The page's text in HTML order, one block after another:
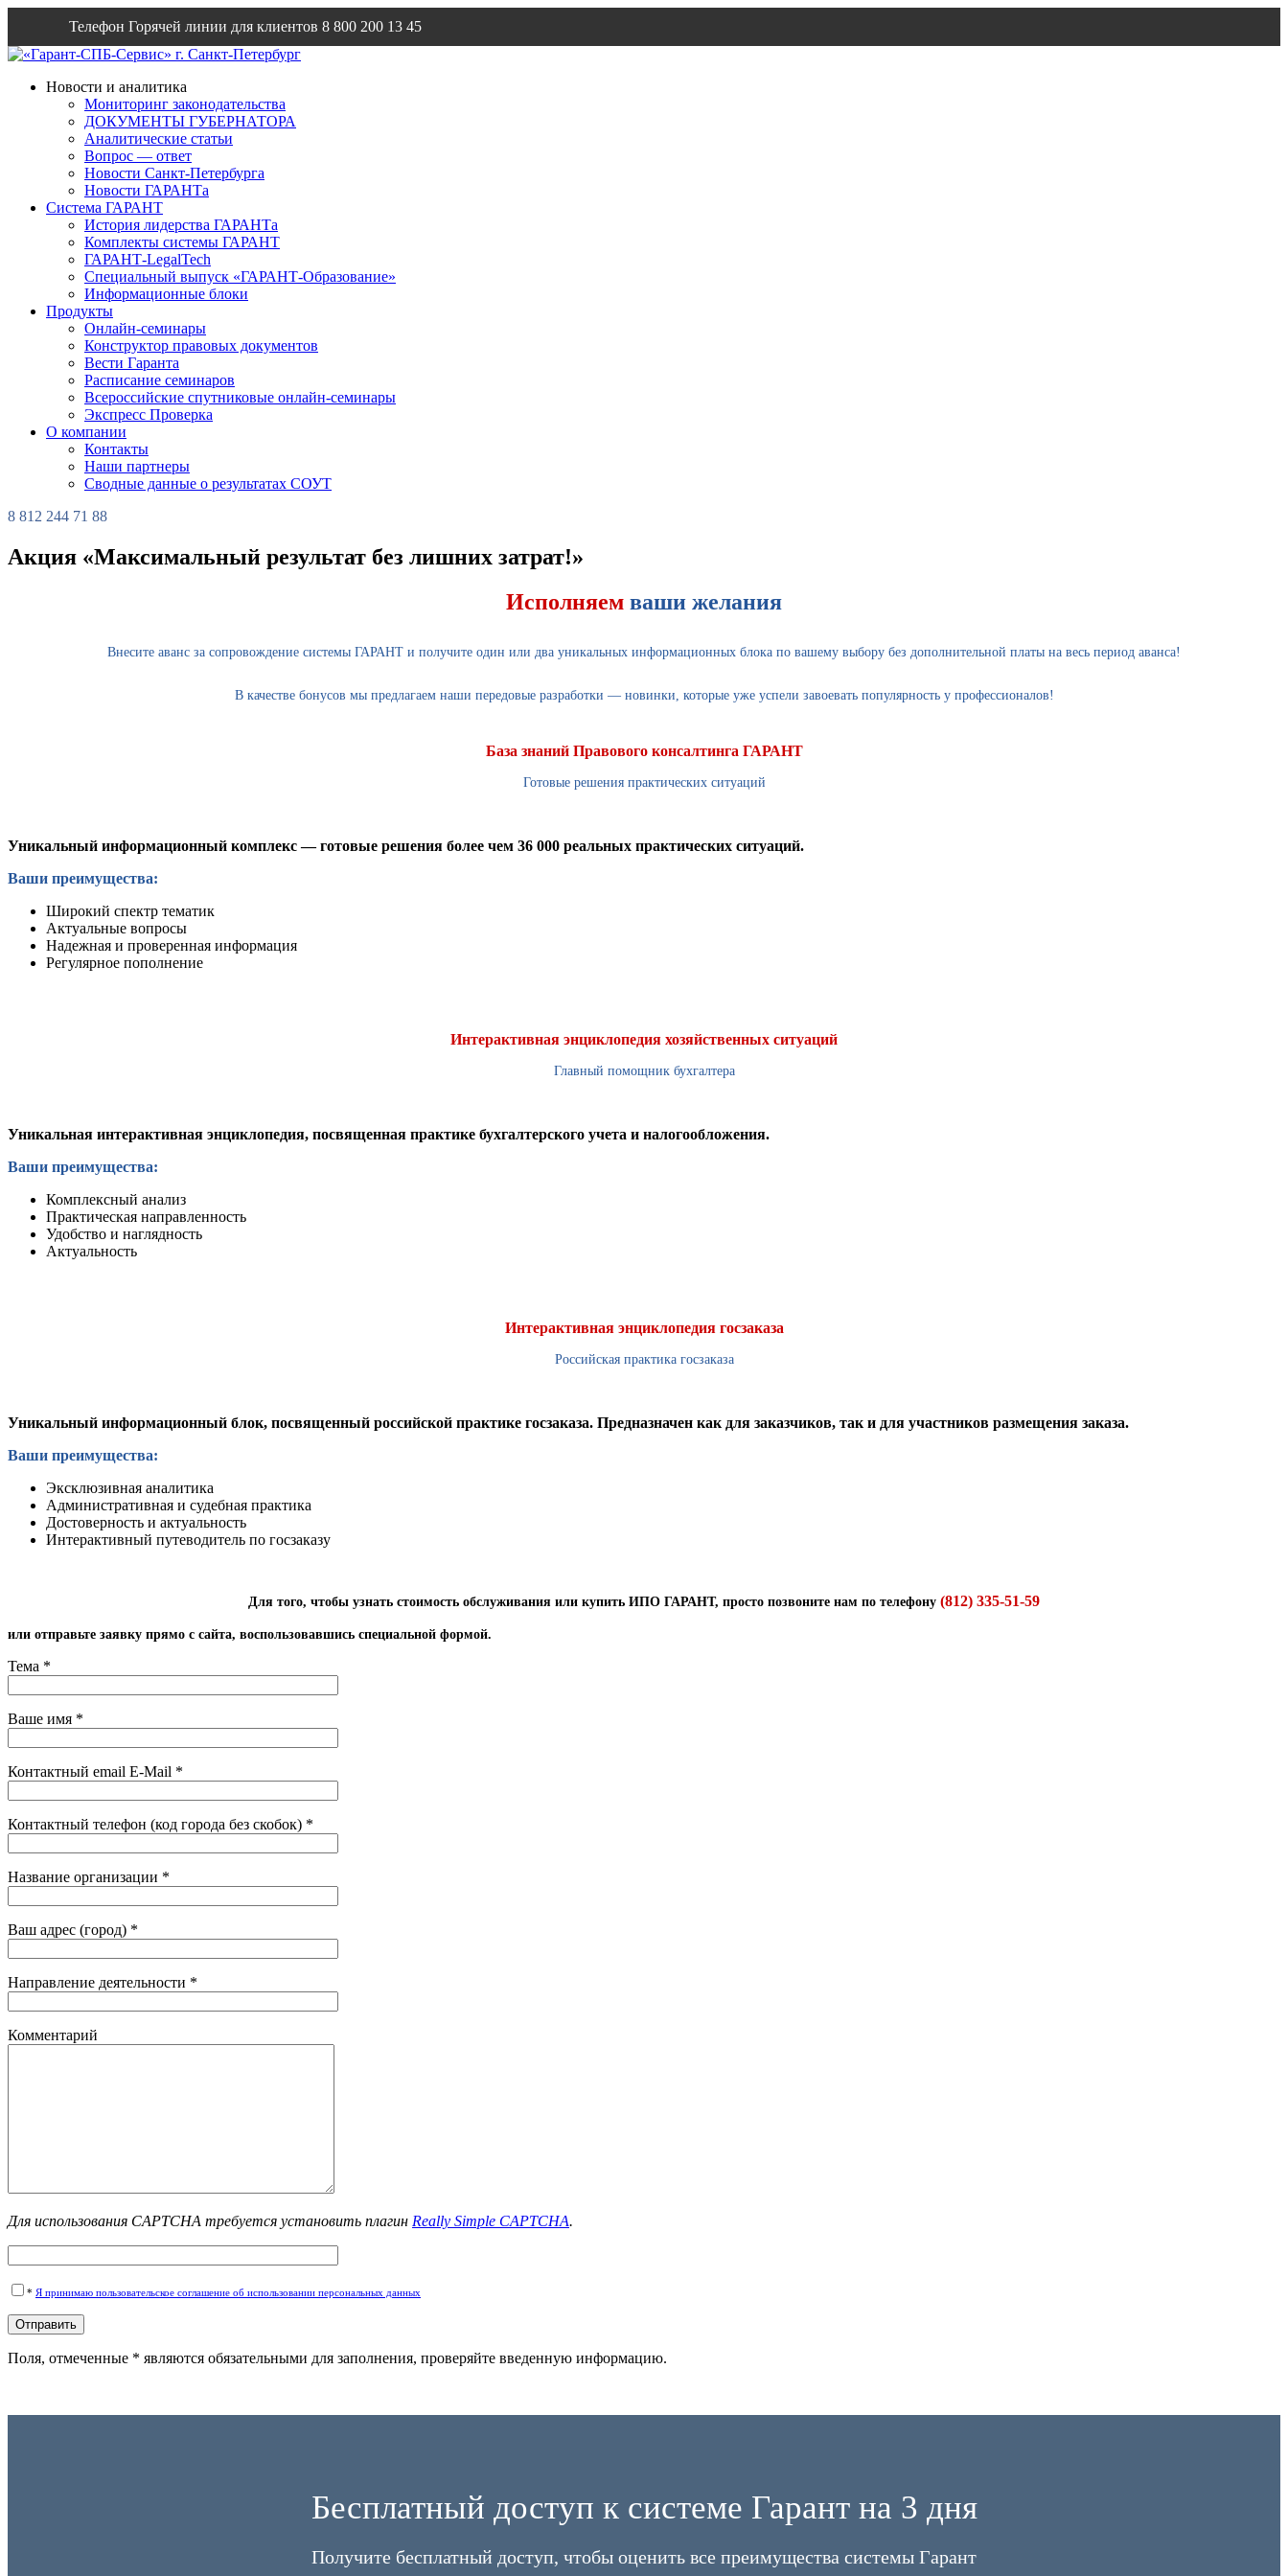
Телефон Горячей линии для клиентов 8 800 200 13 45
Emailinfo@garantsp.ru
Новости и аналитика
Мониторинг законодательства
ДОКУМЕНТЫ ГУБЕРНАТОРА
Аналитические статьи
Вопрос — ответ
Новости Санкт-Петербурга
Новости ГАРАНТа
Система ГАРАНТ
История лидерства ГАРАНТа
Комплекты системы ГАРАНТ
ГАРАНТ-LegalTech
Специальный выпуск «ГАРАНТ-Образование»
Информационные блоки
Продукты
Онлайн-семинары
Конструктор правовых документов
Вести Гаранта
Расписание семинаров
Всероссийские спутниковые онлайн-семинары
Экспресс Проверка
О компании
Контакты
Наши партнеры
Сводные данные о результатах СОУТ
8 812 244 71 88
Акция «Максимальный результат без лишних затрат!»
Исполняем ваши желания
Внесите аванс за сопровождение системы ГАРАНТ и получите один или два уникальных информационных блока по вашему выбору без дополнительной платы на весь период аванса!
В качестве бонусов мы предлагаем наши передовые разработки — новинки, которые уже успели завоевать популярность у профессионалов!
База знаний Правового консалтинга ГАРАНТ
Готовые решения практических ситуаций
Уникальный информационный комплекс — готовые решения более чем 36 000 реальных практических ситуаций.
Ваши преимущества:
Широкий спектр тематик
Актуальные вопросы
Надежная и проверенная информация
Регулярное пополнение
Интерактивная энциклопедия хозяйственных ситуаций
Главный помощник бухгалтера
Уникальная интерактивная энциклопедия, посвященная практике бухгалтерского учета и налогообложения.
Ваши преимущества:
Комплексный анализ
Практическая направленность
Удобство и наглядность
Актуальность
Интерактивная энциклопедия госзаказа
Российская практика госзаказа
Уникальный информационный блок, посвященный российской практике госзаказа. Предназначен как для заказчиков, так и для участников размещения заказа.
Ваши преимущества:
Эксклюзивная аналитика
Административная и судебная практика
Достоверность и актуальность
Интерактивный путеводитель по госзаказу
Для того, чтобы узнать стоимость обслуживания или купить ИПО ГАРАНТ, просто позвоните нам по телефону (812) 335-51-59
или отправьте заявку прямо с сайта, воспользовавшись специальной формой.
Тема *
Ваше имя *
Контактный email E-Mail *
Контактный телефон (код города без скобок) *
Название организации *
Ваш адрес (город) *
Направление деятельности *
Комментарий
Для использования CAPTCHA требуется установить плагин Really Simple CAPTCHA.
* Я принимаю пользовательское соглашение об использовании персональных данных
Поля, отмеченные * являются обязательными для заполнения, проверяйте введенную информацию.
Бесплатный доступ к системе Гарант на 3 дня
Получите бесплатный доступ, чтобы оценить все преимущества системы Гарант